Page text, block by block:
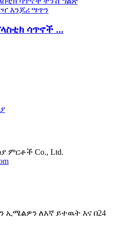
ሳጥኖች ...
ምርቶች Co., Ltd.
ኢሜልዎን ለእኛ ይተዉት እና በ24